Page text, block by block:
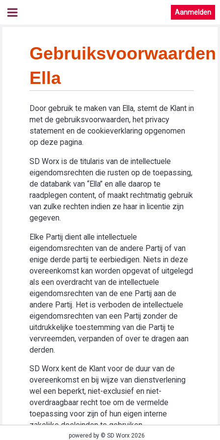
Aanmelden
Gebruiksvoorwaarden
Ella
Door gebruik te maken van Ella, stemt de Klant in
met de gebruiksvoorwaarden, het privacy
statement en de cookieverklaring opgenomen
op deze pagina.
SD Worx is de titularis van de intellectuele
eigendomsrechten die rusten op de toepassing,
de databank van “Ella” en alle daarop te
raadplegen content, of maakt rechtmatig gebruik
van zulke rechten indien ze haar in licentie zijn
gegeven.
Elke Partij dient alle intellectuele
eigendomsrechten van de andere Partij of van
enige derde partij te eerbiedigen. Niets in deze
overeenkomst kan worden opgevat of uitgelegd
als een overdracht van de intellectuele
eigendomsrechten van de ene Partij aan de
andere Partij. Het is verboden de intellectuele
eigendomsrechten van een Partij zonder de
uitdrukkelijke toestemming van die Partij te
vervreemden, verpanden of over te dragen aan
derden.
SD Worx kent de Klant voor de duur van de
overeenkomst en bij wijze van dienstverlening
wel een beperkt, niet-exclusief en niet-
overdraagbaar recht toe om de vermelde
toepassing voor zijn of hun eigen interne
zakelijke doeleinden te gebruiken
(“Gebruiksrecht”).powered by © SD Worx 2026